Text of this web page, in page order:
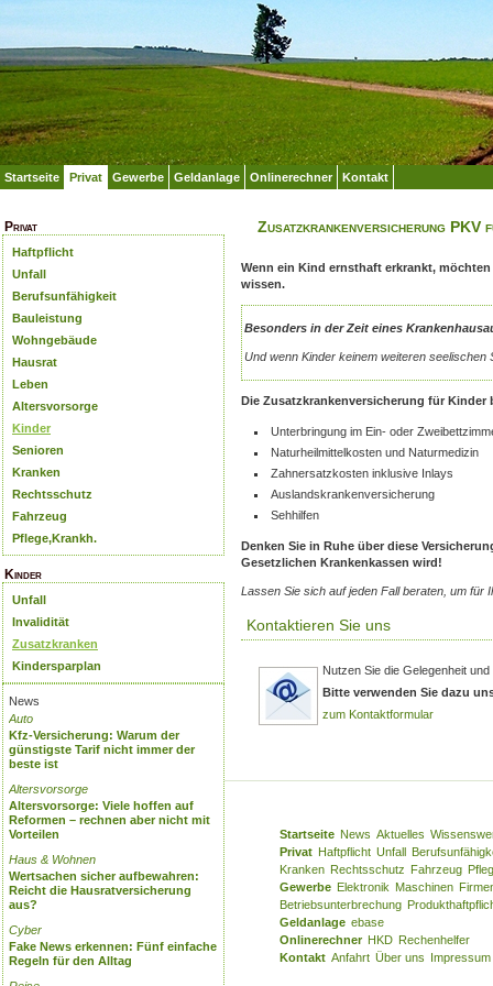
Startseite Privat Gewerbe Geldanlage Onlinerechner Kontakt
Privat
Haftpflicht
Unfall
Berufsunfähigkeit
Bauleistung
Wohngebäude
Hausrat
Leben
Altersvorsorge
Kinder
Senioren
Kranken
Rechtsschutz
Fahrzeug
Pflege,Krankh.
Kinder
Unfall
Invalidität
Zusatzkranken
Kindersparplan
News
Auto
Kfz-Versicherung: Warum der
günstigste Tarif nicht immer der
beste ist
Altersvorsorge
Altersvorsorge: Viele hoffen auf
Reformen – rechnen aber nicht mit
Vorteilen
Haus & Wohnen
Wertsachen sicher aufbewahren:
Reicht die Hausratversicherung
aus?
Cyber
Fake News erkennen: Fünf einfache
Regeln für den Alltag
Zusatzkrankenversicherung PKV
Wenn ein Kind ernsthaft erkrankt,
wissen.
Besonders in der Zeit eines
Und wenn Kinder keinem weiteren
Die Zusatzkrankenversicherung für
Unterbringung im Ein- oder
Naturheilmittelkosten und Naturmedizin
Zahnersatzkosten inklusive Inlays
Auslandskrankenversicherung
Sehhilfen
Denken Sie in Ruhe über diese
Gesetzlichen Krankenkassen wird!
Lassen Sie sich auf jeden Fall beraten, um für
Kontaktieren Sie uns
Nutzen Sie die Gelegenheit
Bitte verwenden Sie dazu
zum Kontaktformular
Startseite News Aktuelles
Privat Haftpflicht Unfall
Kranken Rechtsschutz Fahrzeug
Gewerbe Elektronik Maschinen
Betriebsunterbrechung
Geldanlage ebase
Onlinerechner HKD Rechenhelfer
Kontakt Anfahrt Über uns Impressum